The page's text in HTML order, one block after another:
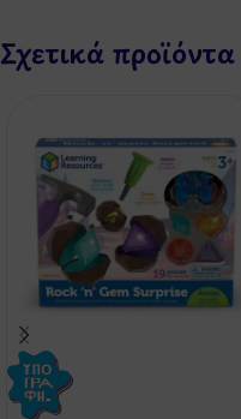
Σχετικά προϊόντα